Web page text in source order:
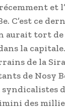
et
C’est ce
aurait tort
la
de la
de Nosy
des